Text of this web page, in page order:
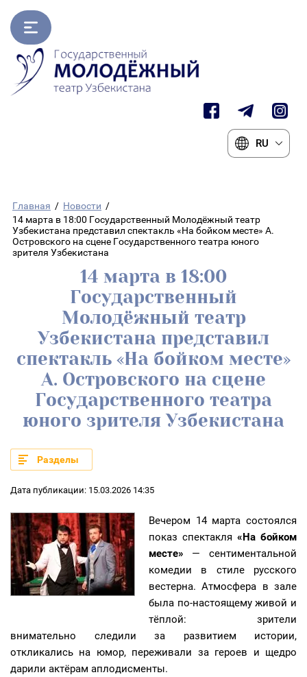
RU
Главная / Новости /
14 марта в 18:00 Государственный Молодёжный театр
Узбекистана представил спектакль «На бойком месте» А.
Островского на сцене Государственного театра юного
зрителя Узбекистана
14 марта в 18:00
Государственный
Молодёжный театр
Узбекистана представил
спектакль «На бойком месте»
А. Островского на сцене
Государственного театра
юного зрителя Узбекистана
Разделы
Дата публикации: 15.03.2026 14:35
Вечером 14 марта состоялся
показ спектакля «На бойком
месте» — сентиментальной
комедии в стиле русского
вестерна. Атмосфера в зале
была по-настоящему живой и
тёплой: зрители
внимательно следили за развитием истории,
откликались на юмор, переживали за героев и щедро
дарили актёрам аплодисменты.